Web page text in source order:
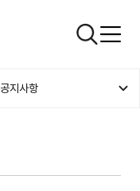
검색창
공지사항